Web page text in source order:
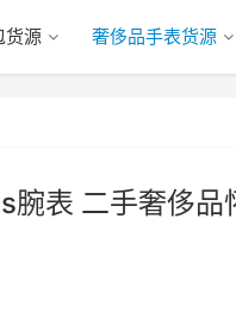
货源 奢侈品手表货源
表 二手奢侈品